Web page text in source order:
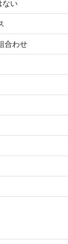
い
合わせ